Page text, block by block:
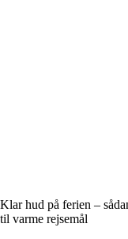
Klar hud på ferien –
til varme rejsemål